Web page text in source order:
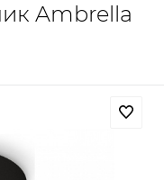
Ambrella